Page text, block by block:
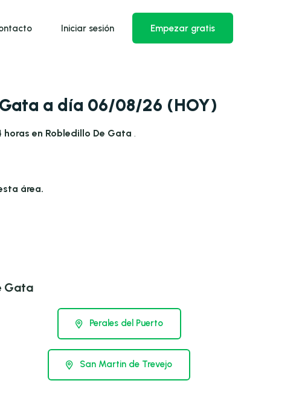
Iniciar sesión Empezar gratis
a día 06/08/26 (HOY)
horas en Robledillo De Gata .
área.
Gata
Perales del Puerto
San Martin de Trevejo